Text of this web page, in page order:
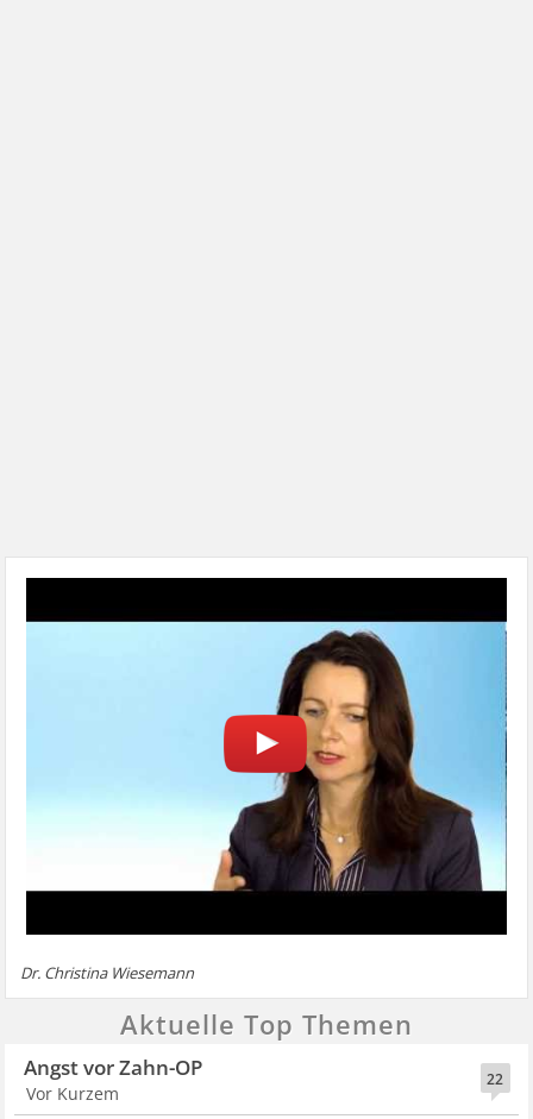
Dr. Christina Wiesemann
Aktuelle Top Themen
22
Angst vor Zahn-OP
Vor Kurzem